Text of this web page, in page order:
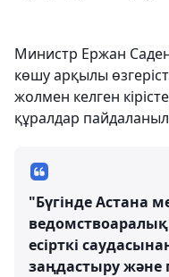
Министр Ержан
көшу арқылы
жолмен келген
құралдар
"Бүгінде Астана
есірткі
заңдастыру және